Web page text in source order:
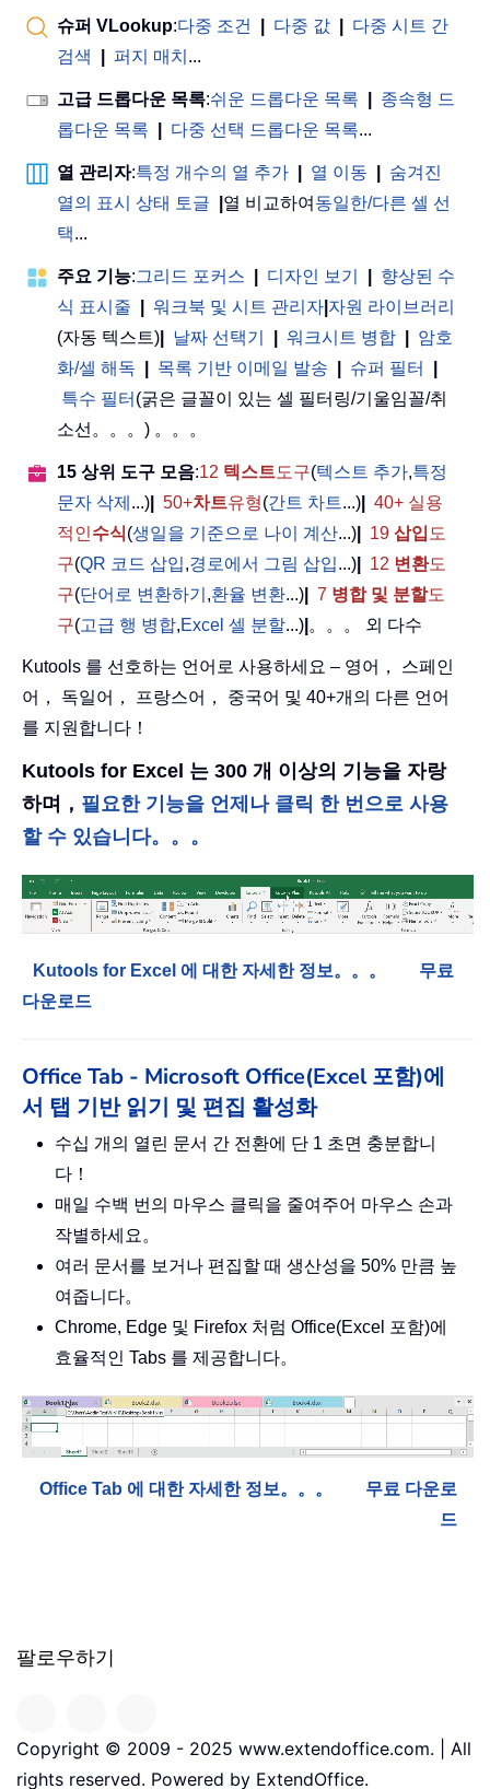
슈퍼 VLookup:다중 조건 다중 값
다중 시트 간
검색
퍼지 매치 ...
고급 드롭다운 목록:쉬운 드롭다운 목록
종속형 드
롭다운 목록
다중 선택 드롭다운 목록...
열 관리자:특정 개수의 열 추가 열 이동
숨겨진
열의 표시 상태 토글
열 비교하여 동일한/다른 셀 선
택...
주요 기능:그리드 포커스 디자인 보기
향상된 수
식 표시줄
워크북 및 시트 관리자 자원 라이브러리
(자동 텍스트)
날짜 선택기 워크시트 병합
암호
화/셀 해독
목록 기반 이메일 발송 슈퍼 필터
특수 필터 (굵은 글꼴이 있는 셀 필터링/기울임꼴/취
소선。。。) 。。。
15 상위 도구 모음:12 텍스트도구(텍스트 추가,특정
문자 삭제 ...) 50+차트유형(간트 차트...)
40+ 실용
적인수식(생일을 기준으로 나이 계산...) 19 삽입 도
구(QR 코드 삽입,경로에서 그림 삽입...) 12 변환도
구(단어로 변환하기 ,환율 변환...) 7 병합 및 분할도
구(고급 행 병합,Excel 셀 분할...) 。。。 외 다수
Kutools 를 선호하는 언어로 사용하세요 – 영어， 스페인
어， 독일어， 프랑스어， 중국어 및 40+개의 다른 언어
를 지원합니다！
Kutools for Excel 는 300 개 이상의 기능을 자랑
하며， 필요한 기능을 언제나 클릭 한 번으로 사용
할 수 있습니다。。。
Kutools for Excel 에 대한 자세한 정보。。。
무료
다운로드
Office Tab - Microsoft Office(Excel 포함)에
서 탭 기반 읽기 및 편집 활성화
수십 개의 열린 문서 간 전환에 단 1 초면 충분합니
다！
매일 수백 번의 마우스 클릭을 줄여주어 마우스 손과
작별하세요。
여러 문서를 보거나 편집할 때 생산성을 50% 만큼 높
여줍니다。
Chrome, Edge 및 Firefox 처럼 Office(Excel 포함)에
효율적인 Tabs 를 제공합니다。
Office Tab 에 대한 자세한 정보。。。
무료 다운로
드
팔로우하기
Copyright © 2009 - 2025 www.extendoffice.com. | All
rights reserved. Powered by ExtendOffice.